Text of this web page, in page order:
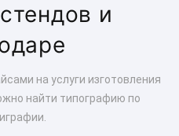
и
на услуги изготовления
найти типографию по